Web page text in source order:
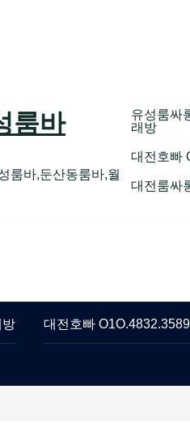
룸바
룸바,둔산동룸바,월
유성룸싸
래방
대전호빠
대전룸싸
방 대전호빠